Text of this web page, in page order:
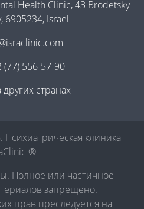
Health Clinic, 43 Brodetsky
6905234, Israel
(77) 556-57-90
других странах
клиника
®
Полное или частичное
запрещено.
прав преследуется на